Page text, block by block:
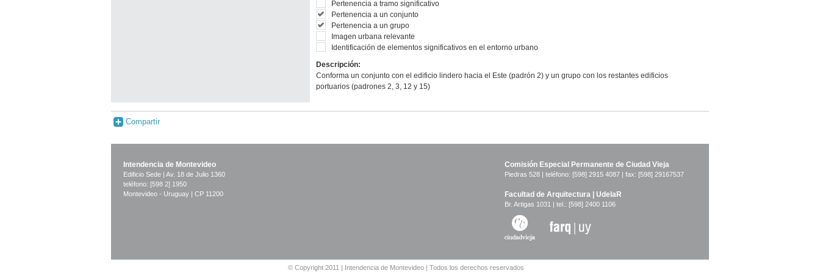
Fachada hacia la rambla
Anterior Pausa
Pertenencia a tramo significativo
Pertenencia a un conjunto
Pertenencia a un grupo
Imagen urbana relevante
Identificación de elementos significativos en el entorno urbano
Descripción:
Conforma un conjunto con el edificio lindero hacia el Este (padrón 2) y un grupo con los restantes edificios
portuarios (padrones 2, 3, 12 y 15)
Compartir
Intendencia de Montevideo
Edificio Sede | Av. 18 de Julio 1360
teléfono: [598 2] 1950
Montevideo - Uruguay | CP 11200
Comisión Especial Permanente de Ciudad Vieja
Piedras 528 | teléfono: [598] 2915 4087 | fax: [598] 29167537
Facultad de Arquitectura | UdelaR
Br. Artigas 1031 | tel.: [598] 2400 1106
© Copyright 2011 | Intendencia de Montevideo | Todos los derechos reservados